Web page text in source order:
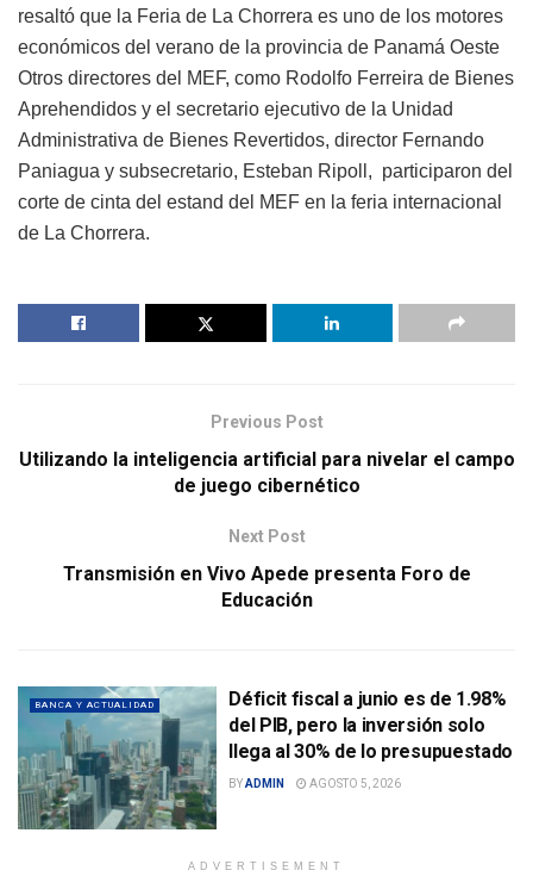
resaltó que la Feria de La Chorrera es uno de los motores
económicos del verano de la provincia de Panamá Oeste
Otros directores del MEF, como Rodolfo Ferreira de Bienes
Aprehendidos y el secretario ejecutivo de la Unidad
Administrativa de Bienes Revertidos, director Fernando
Paniagua y subsecretario, Esteban Ripoll, participaron del
corte de cinta del estand del MEF en la feria internacional
de La Chorrera.
Previous Post
Utilizando la inteligencia artificial para nivelar el campo
de juego cibernético
Next Post
Transmisión en Vivo Apede presenta Foro de
Educación
BANCA Y ACTUALIDAD
Déficit fiscal a junio es de 1.98%
del PIB, pero la inversión solo
llega al 30% de lo presupuestado
BYADMIN AGOSTO 5, 2026
ADVERTISEMENT